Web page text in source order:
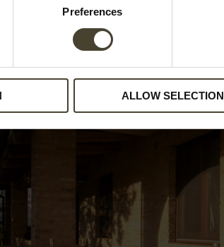
Preferences
ALLOW SELECTION